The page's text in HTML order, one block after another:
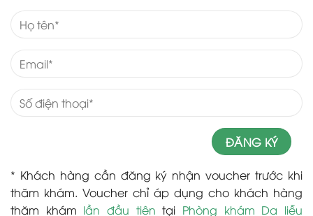
* Khách hàng cần đăng ký nhận voucher trước khi
thăm khám. Voucher chỉ áp dụng cho khách hàng
thăm khám lần đầu tiên tại Phòng khám Da liễu